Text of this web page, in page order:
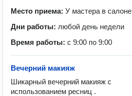
Место приема: У мастера в салоне
Дни работы: любой день недели
Время работы: с 9:00 по 9:00
Вечерний макияж
Шикарный вечерний макияж с
использованием ресниц .